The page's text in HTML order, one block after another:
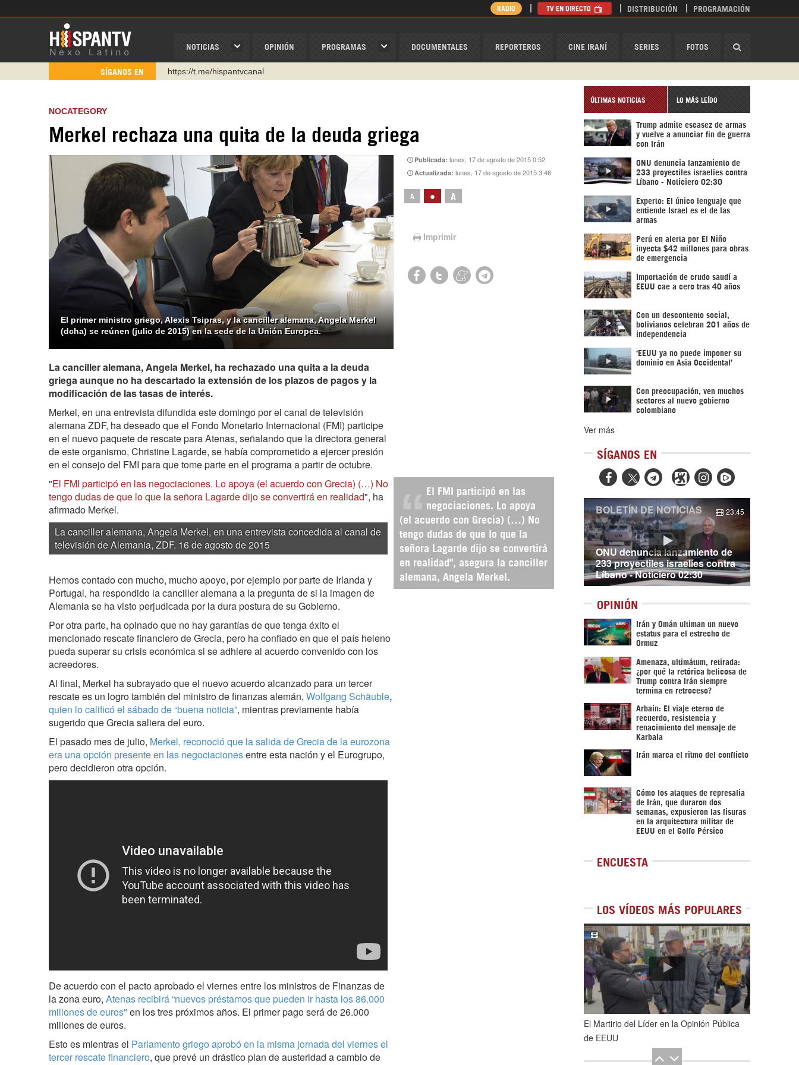
NOTICIAS OPINIÓN PROGRAMAS DOCUMENTALES REPORTEROS CINE IRANÍ SERIES FOTOS
RADIO TV EN DIRECTO DISTRIBUCIÓN PROGRAMACIÓN
SÍGANOS EN
https://t.me/hispantvcanal
Instagram como: hispan_tv
https://www.facebook.com/Nexolatino.Canal
https://www.youtube.com/@nexo_latino
http://twitter.com/nexo_latino
NOCATEGORY
Merkel rechaza una quita de la deuda griega
El primer ministro griego, Alexis Tsipras, y la canciller alemana, Angela Merkel
(dcha) se reúnen (julio de 2015) en la sede de la Unión Europea.
Publicada:lunes, 17 de agosto de 2015 0:52
Actualizada:lunes, 17 de agosto de 2015 3:46
A • A
Imprimir
La canciller alemana, Angela Merkel, ha rechazado una quita a la deuda
griega aunque no ha descartado la extensión de los plazos de pagos y la
modificación de las tasas de interés.
Merkel, en una entrevista difundida este domingo por el canal de televisión
alemana ZDF, ha deseado que el Fondo Monetario Internacional (FMI) participe
en el nuevo paquete de rescate para Atenas, señalando que la directora general
de este organismo, Christine Lagarde, se había comprometido a ejercer presión
en el consejo del FMI para que tome parte en el programa a partir de octubre.
El FMI participó en las
negociaciones. Lo apoya
(el acuerdo con Grecia) (…) No
tengo dudas de que lo que la
señora Lagarde dijo se convertirá
en realidad", asegura la canciller
alemana, Angela Merkel.
"El FMI participó en las negociaciones. Lo apoya (el acuerdo con Grecia) (…) No
tengo dudas de que lo que la señora Lagarde dijo se convertirá en realidad", ha
afirmado Merkel.
La canciller alemana, Angela Merkel, en una entrevista concedida al canal de
televisión de Alemania, ZDF. 16 de agosto de 2015
Hemos contado con mucho, mucho apoyo, por ejemplo por parte de Irlanda y
Portugal, ha respondido la canciller alemana a la pregunta de si la imagen de
Alemania se ha visto perjudicada por la dura postura de su Gobierno.
Por otra parte, ha opinado que no hay garantías de que tenga éxito el
mencionado rescate financiero de Grecia, pero ha confiado en que el país heleno
pueda superar su crisis económica si se adhiere al acuerdo convenido con los
acreedores.
Al final, Merkel ha subrayado que el nuevo acuerdo alcanzado para un tercer
rescate es un logro también del ministro de finanzas alemán, Wolfgang Schäuble,
quien lo calificó el sábado de “buena noticia”, mientras previamente había
sugerido que Grecia saliera del euro.
El pasado mes de julio, Merkel, reconoció que la salida de Grecia de la eurozona
era una opción presente en las negociacionesentre esta nación y el Eurogrupo,
pero decidieron otra opción.
De acuerdo con el pacto aprobado el viernes entre los ministros de Finanzas de
la zona euro, Atenas recibirá “nuevos préstamos que pueden ir hasta los 86.000
millones de euros" en los tres próximos años. El primer pago será de 26.000
millones de euros.
Esto es mientras el Parlamento griego aprobó en la misma jornada del viernes el
tercer rescate financiero, que prevé un drástico plan de austeridad a cambio de
ÚLTIMAS NOTICIAS LO MÁS LEÍDO
Trump admite escasez de armas
y vuelve a anunciar fin de guerra
con Irán
ONU denuncia lanzamiento de
233 proyectiles israelíes contra
Líbano - Noticiero 02:30
Experto: El único lenguaje que
entiende Israel es el de las
armas
Perú en alerta por El Niño
inyecta $42 millones para obras
de emergencia
Importación de crudo saudí a
EEUU cae a cero tras 40 años
Con un descontento social,
bolivianos celebran 201 años de
independencia
‘EEUU ya no puede imponer su
dominio en Asia Occidental’
Con preocupación, ven muchos
sectores al nuevo gobierno
colombiano
Ver más
SÍGANOS EN
  
ONU denuncia lanzamiento de
233 proyectiles israelíes contra
Líbano - Noticiero 02:30
BOLETÍN DE NOTICIAS 23:45
OPINIÓN
Irán y Omán ultiman un nuevo
estatus para el estrecho de
Ormuz
Amenaza, ultimátum, retirada:
¿por qué la retórica belicosa de
Trump contra Irán siempre
termina en retroceso?
Arbaín: El viaje eterno de
recuerdo, resistencia y
renacimiento del mensaje de
Karbala
Irán marca el ritmo del conflicto
Cómo los ataques de represalia
de Irán, que duraron dos
semanas, expusieron las fisuras
en la arquitectura militar de
EEUU en el Golfo Pérsico
ENCUESTA
LOS VÍDEOS MÁS POPULARES
1de5
El Martirio del Líder en la Opinión Pública
de EEUU